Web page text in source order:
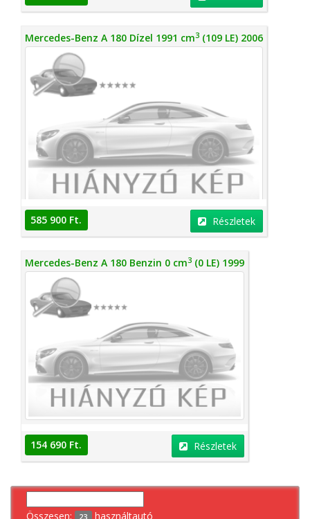
Mercedes-Benz A 180 Dízel 1991 cm3 (109 LE) 2006
585 900 Ft. Részletek
Mercedes-Benz A 180 Benzin 0 cm3 (0 LE) 1999
154 690 Ft. Részletek
Összesen:
használtautó